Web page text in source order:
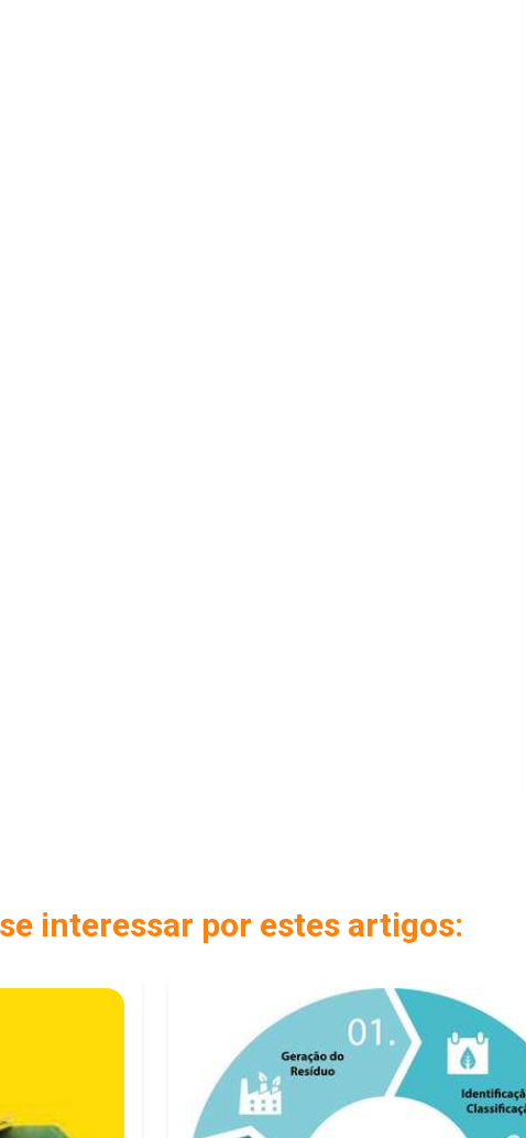
interessar por estes artigos: